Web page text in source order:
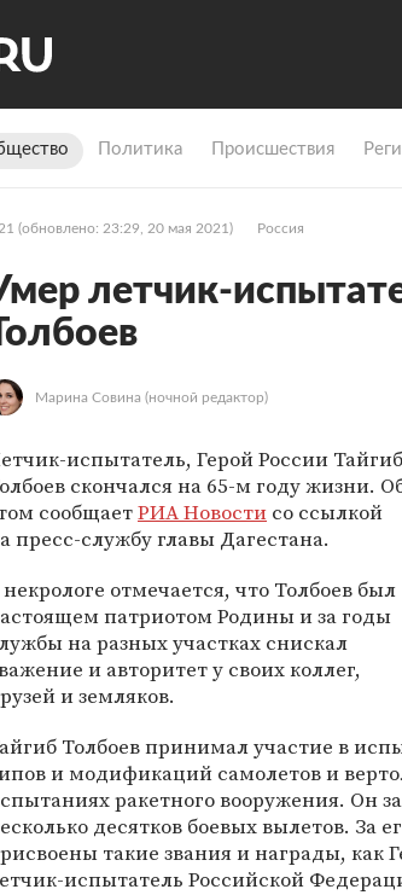
Политика Происшествия
(обновлено: 23:29, 20 мая 2021) Россия
летчик-
Марина Совина (ночной редактор)
испытатель, Герой России Тайгиб
скончался на 65-м году жизни.
сообщаетРИА Новости со ссылкой
пресс-службу главы Дагестана.
отмечается, что Толбоев был
патриотом Родины и за годы
на разных участках снискал
и авторитет у своих коллег,
и земляков.
Толбоев принимал участие в
и модификаций самолетов и
ракетного вооружения. Он
десятков боевых вылетов. За
такие звания и награды, как
испытатель Российской